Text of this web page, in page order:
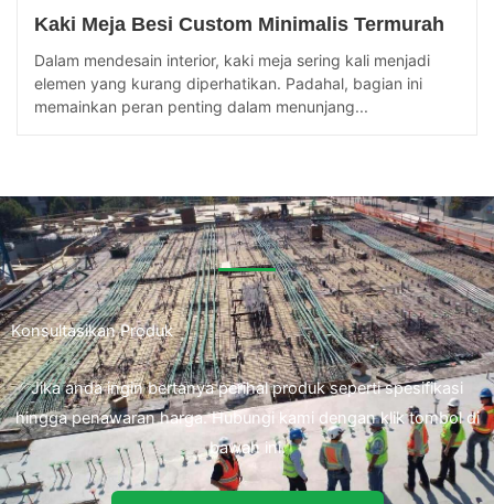
Kaki Meja Besi Custom Minimalis Termurah
Dalam mendesain interior, kaki meja sering kali menjadi
elemen yang kurang diperhatikan. Padahal, bagian ini
memainkan peran penting dalam menunjang...
Konsultasikan Produk
Jika anda ingin bertanya perihal produk seperti spesifikasi
hingga penawaran harga. Hubungi kami dengan klik tombol di
bawah ini.